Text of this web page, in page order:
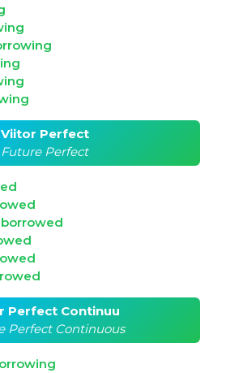
Viitor Perfect
Future Perfect
borrowed
Perfect Continuu
Perfect Continuous